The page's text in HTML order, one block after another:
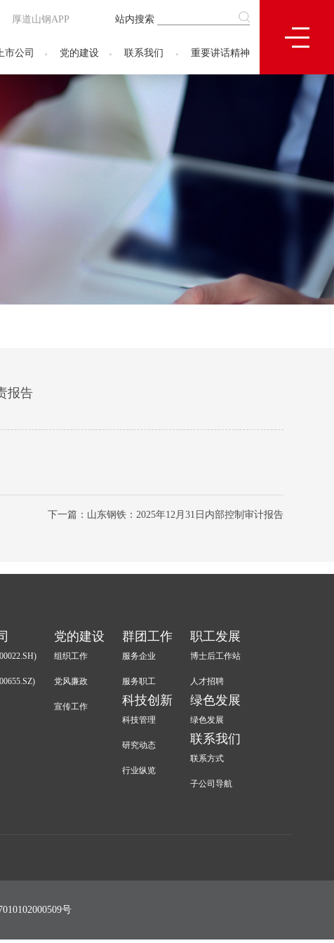
厚道山钢APP 站内搜索
市公司 党的建设 联系我们 重要讲话精神
报告
下一篇：山东钢铁：2025年12月31日内部控制审计报告
党的建设
组织工作
党风廉政
宣传工作
群团工作
服务企业
服务职工
职工发展
博士后工作站
人才招聘
科技创新
科技管理
研究动态
行业纵览
绿色发展
绿色发展
联系我们
联系方式
子公司导航
号